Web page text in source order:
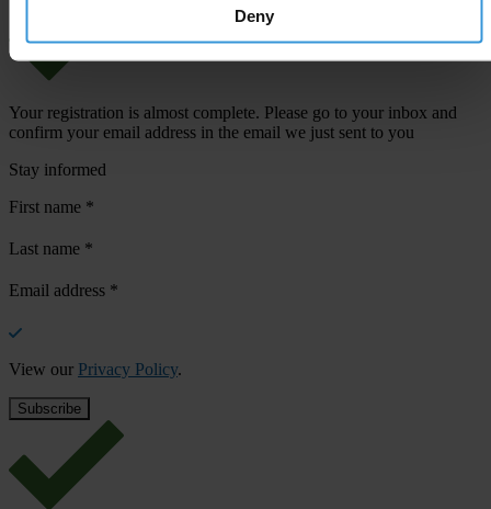
Deny
Your registration is almost complete. Please go to your inbox and
confirm your email address in the email we just sent to you
Stay informed
First name *
Last name *
Email address *
View our Privacy Policy.